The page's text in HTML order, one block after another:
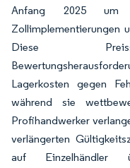
Anfang 2025 um
Zollimplementierungen
Diese
Lagerkosten gegen
während sie
Profihandwerker
verlängerten
auf Einzelhändler